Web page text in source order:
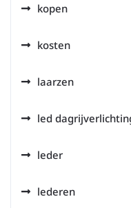
kopen
kosten
laarzen
led
leder
lederen